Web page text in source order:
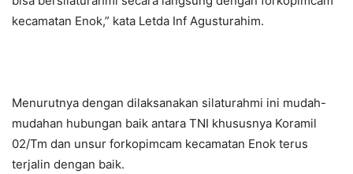
kecamatan Enok,” kata Letda Inf Agusturahim.
Menurutnya dengan dilaksanakan silaturahmi ini mudah-
mudahan hubungan baik antara TNI khususnya Koramil
02/Tm dan unsur forkopimcam kecamatan Enok terus
terjalin dengan baik.